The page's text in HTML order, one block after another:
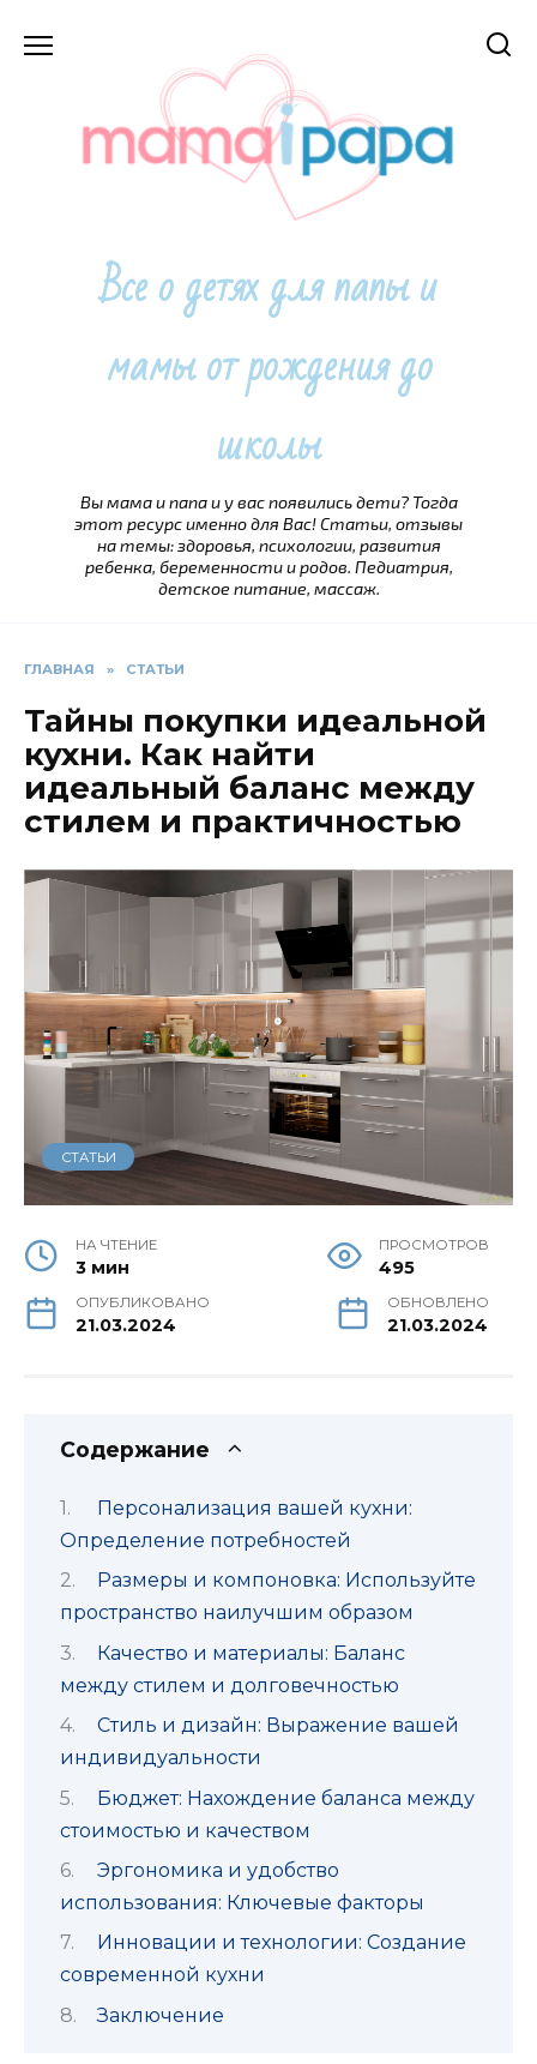
Все о детях для папы и
мамы от рождения до
школы
Вы мама и папа и у вас появились дети? Тогда
этот ресурс именно для Вас! Статьи, отзывы
на темы: здоровья, психологии, развития
ребенка, беременности и родов. Педиатрия,
детское питание, массаж.
ГЛАВНАЯ » СТАТЬИ
Тайны покупки идеальной
кухни. Как найти
идеальный баланс между
стилем и практичностью
СТАТЬИ
НА ЧТЕНИЕ
3 мин
ПРОСМОТРОВ
495
ОПУБЛИКОВАНО
21.03.2024
ОБНОВЛЕНО
21.03.2024
Содержание
Персонализация вашей кухни:
Определение потребностей
Размеры и компоновка: Используйте
пространство наилучшим образом
Качество и материалы: Баланс
между стилем и долговечностью
Стиль и дизайн: Выражение вашей
индивидуальности
Бюджет: Нахождение баланса между
стоимостью и качеством
Эргономика и удобство
использования: Ключевые факторы
Инновации и технологии: Создание
современной кухни
Заключение